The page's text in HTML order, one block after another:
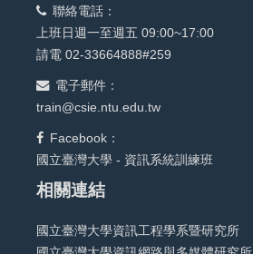
聯絡電話：
上班日週一至週五 09:00~17:00
請電 02-33664888#259
電子郵件：
train@csie.ntu.edu.tw
Facebook：
國立臺灣大學 - 資訊系統訓練班
相關連結
國立臺灣大學資訊工程學系暨研究所